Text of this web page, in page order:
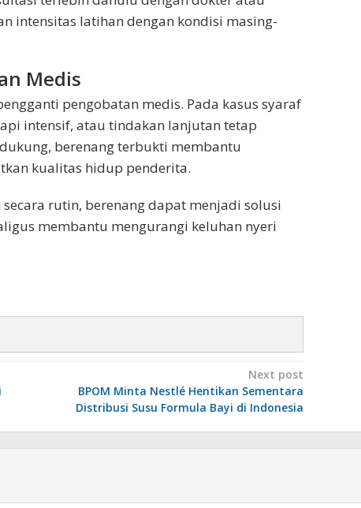
intensitas latihan dengan kondisi masing-
Medis
pengobatan medis. Pada kasus syaraf
intensif, atau tindakan lanjutan tetap
berenang terbukti membantu
kualitas hidup penderita.
rutin, berenang dapat menjadi solusi
membantu mengurangi keluhan nyeri
Next post
BPOM Minta Nestlé Hentikan Sementara
Distribusi Susu Formula Bayi di Indonesia